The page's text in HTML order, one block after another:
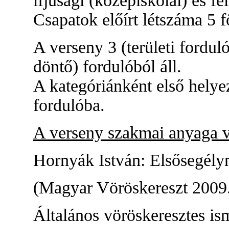
Csapatok előírt létszáma 5
A verseny 3 (területi
döntő) fordulóból áll.
A kategóriánként első
fordulóba.
A verseny szakmai anyaga
Hornyák István:
(Magyar Vöröskereszt
Általános vöröskeresztes